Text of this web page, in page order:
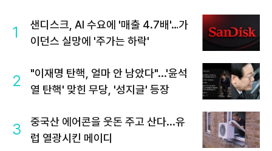
1
샌디스크, AI 수요에 '매출 4.7배'…가
이던스 실망에 '주가는 하락'
2
"이재명 탄핵, 얼마 안 남았다"...'윤석
열 탄핵' 맞힌 무당, '성지글' 등장
3
중국산 에어콘을 웃돈 주고 산다...유
럽 열광시킨 메이디